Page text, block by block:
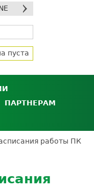
пуста
мер для
ПАРТНЕРАМ
кабинет
партнёра
Экскурсия в
работы ПК